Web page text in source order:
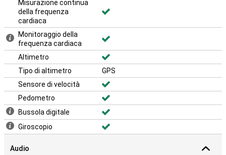
Misurazione continua
della frequenza
cardiaca
Monitoraggio della
frequenza cardiaca
Altimetro
Tipo di altimetro
GPS
Sensore di velocità
Pedometro
Bussola digitale
Giroscopio
Audio